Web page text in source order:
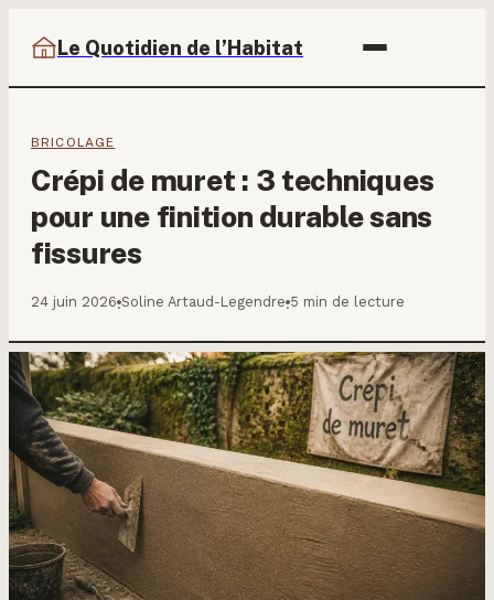
Le Quotidien de l’Habitat
BRICOLAGE
Crépi de muret : 3 techniques
pour une finition durable sans
fissures
24 juin 2026·Soline Artaud-Legendre·5 min de lecture